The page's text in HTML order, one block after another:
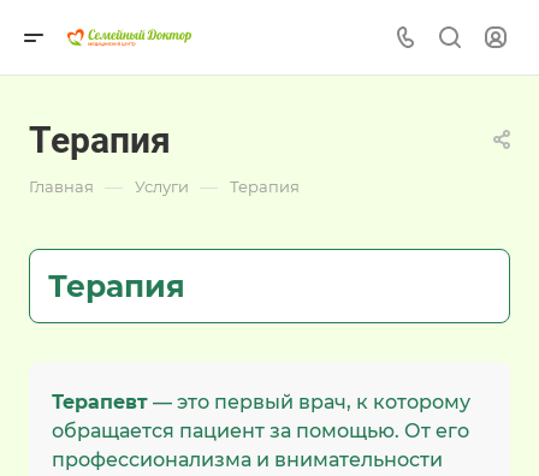
Терапия
Главная — Услуги — Терапия
Терапия
Терапевт — это первый врач, к которому
обращается пациент за помощью. От его
профессионализма и внимательности